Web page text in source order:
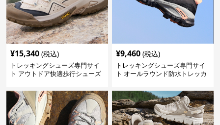
¥15,340 (税込)
トレッキングシューズ専門サイ
ト アウトドア快適歩行シューズ
¥9,460 (税込)
トレッキングシューズ専門サイ
ト オールラウンド防水トレッカ